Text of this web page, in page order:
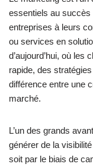
essentiels au succès
entreprises à leurs
ou services en
d’aujourd’hui, où
rapide, des
différence entre une
marché.
L’un des grands
générer de la
soit par le biais de